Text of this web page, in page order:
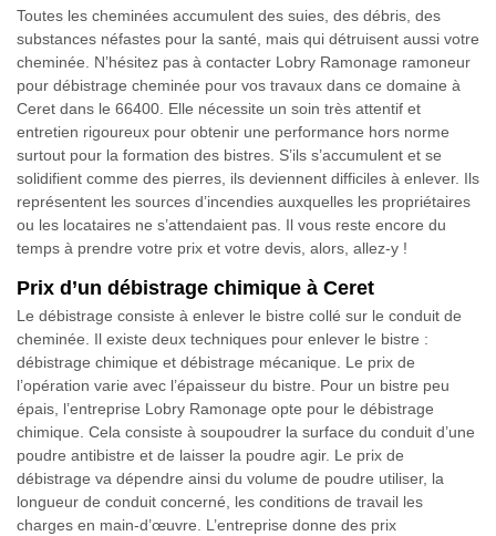
Toutes les cheminées accumulent des suies, des débris, des
substances néfastes pour la santé, mais qui détruisent aussi votre
cheminée. N’hésitez pas à contacter Lobry Ramonage ramoneur
pour débistrage cheminée pour vos travaux dans ce domaine à
Ceret dans le 66400. Elle nécessite un soin très attentif et
entretien rigoureux pour obtenir une performance hors norme
surtout pour la formation des bistres. S’ils s’accumulent et se
solidifient comme des pierres, ils deviennent difficiles à enlever. Ils
représentent les sources d’incendies auxquelles les propriétaires
ou les locataires ne s’attendaient pas. Il vous reste encore du
temps à prendre votre prix et votre devis, alors, allez-y !
Prix d’un débistrage chimique à Ceret
Le débistrage consiste à enlever le bistre collé sur le conduit de
cheminée. Il existe deux techniques pour enlever le bistre :
débistrage chimique et débistrage mécanique. Le prix de
l’opération varie avec l’épaisseur du bistre. Pour un bistre peu
épais, l’entreprise Lobry Ramonage opte pour le débistrage
chimique. Cela consiste à soupoudrer la surface du conduit d’une
poudre antibistre et de laisser la poudre agir. Le prix de
débistrage va dépendre ainsi du volume de poudre utiliser, la
longueur de conduit concerné, les conditions de travail les
charges en main-d’œuvre. L’entreprise donne des prix